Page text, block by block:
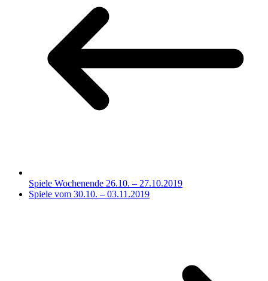
Spiele Wochenende 26.10. – 27.10.2019
Spiele vom 30.10. – 03.11.2019